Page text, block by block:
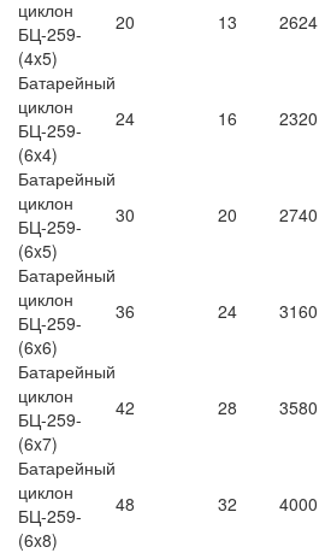
циклон
БЦ-259-
(4x5)
20 13 2624
Батарейный
циклон
БЦ-259-
(6x4)
24 16 2320
Батарейный
циклон
БЦ-259-
(6x5)
30 20 2740
Батарейный
циклон
БЦ-259-
(6x6)
36 24 3160
Батарейный
циклон
БЦ-259-
(6x7)
42 28 3580
Батарейный
циклон
БЦ-259-
(6x8)
48 32 4000